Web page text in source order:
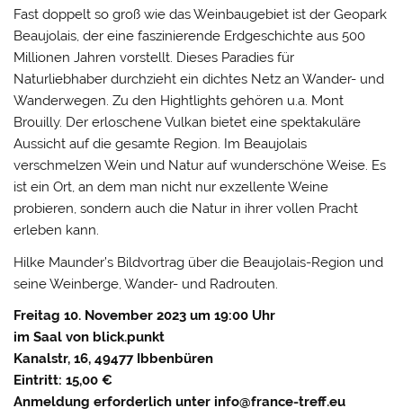
Fast doppelt so groß wie das Weinbaugebiet ist der Geopark
Beaujolais, der eine faszinierende Erdgeschichte aus 500
Millionen Jahren vorstellt. Dieses Paradies für
Naturliebhaber durchzieht ein dichtes Netz an Wander- und
Wanderwegen. Zu den Hightlights gehören u.a. Mont
Brouilly. Der erloschene Vulkan bietet eine spektakuläre
Aussicht auf die gesamte Region. Im Beaujolais
verschmelzen Wein und Natur auf wunderschöne Weise. Es
ist ein Ort, an dem man nicht nur exzellente Weine
probieren, sondern auch die Natur in ihrer vollen Pracht
erleben kann.
Hilke Maunder’s Bildvortrag über die Beaujolais-Region und
seine Weinberge, Wander- und Radrouten.
Freitag 10. November 2023 um 19:00 Uhr
im Saal von blick.punkt
Kanalstr, 16, 49477 Ibbenbüren
Eintritt: 15,00 €
Anmeldung erforderlich unter info@france-treff.eu